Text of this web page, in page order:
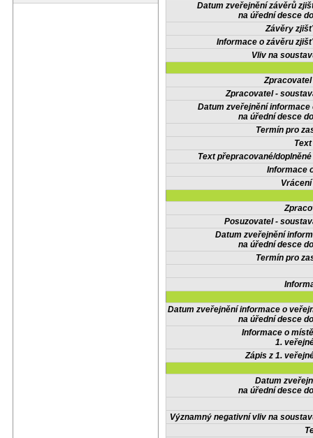
Datum zveřejnění závěrů
na úřední desce
Závěry
Informace o závěru
Vliv na
Zpracovatel -
Datum zveřejnění informace
na úřední desce
Termín pro
Text přepracované/
Informace
Posuzovatel -
Datum zveřejnění
na úřední desce
Termín pro
Datum zveřejnění informace o
na úřední desce
Informace o
1.
Zápis z 1.
Datum
na úřední desce
Významný negativní vliv na